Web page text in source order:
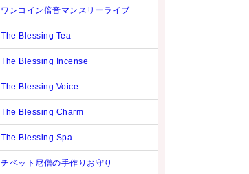
ワンコイン倍音マンスリーライブ
The Blessing Tea
The Blessing Incense
The Blessing Voice
The Blessing Charm
The Blessing Spa
チベット尼僧の手作りお守り